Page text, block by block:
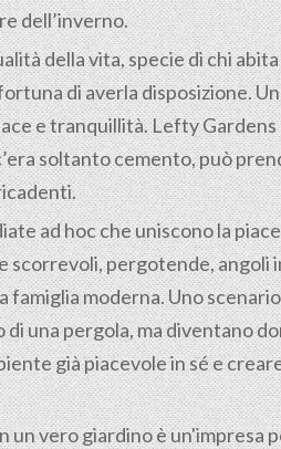
dell’inverno.
della vita, specie di chi
di averla disposizione.
e tranquillità. Lefty
soltanto cemento, può
ad hoc che uniscono la
pergotende,
moderna. Uno
una pergola, ma diventano
già piacevole in sé e
vero giardino è un'impresa